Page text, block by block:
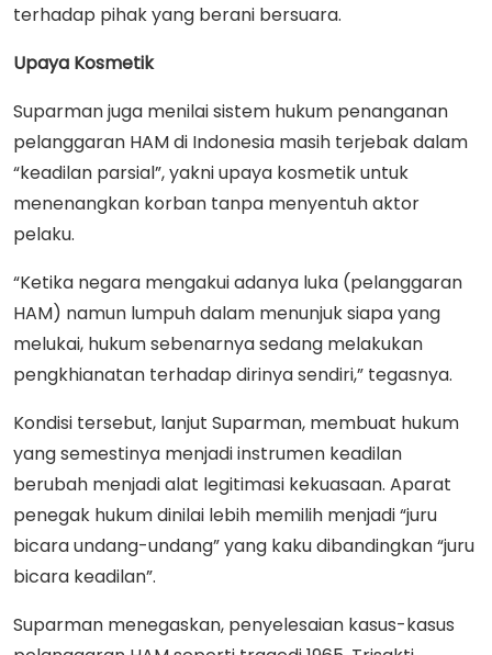
terhadap pihak yang berani bersuara.
Upaya Kosmetik
Suparman juga menilai sistem hukum penanganan
pelanggaran HAM di Indonesia masih terjebak dalam
“keadilan parsial”, yakni upaya kosmetik untuk
menenangkan korban tanpa menyentuh aktor
pelaku.
“Ketika negara mengakui adanya luka (pelanggaran
HAM) namun lumpuh dalam menunjuk siapa yang
melukai, hukum sebenarnya sedang melakukan
pengkhianatan terhadap dirinya sendiri,” tegasnya.
Kondisi tersebut, lanjut Suparman, membuat hukum
yang semestinya menjadi instrumen keadilan
berubah menjadi alat legitimasi kekuasaan. Aparat
penegak hukum dinilai lebih memilih menjadi “juru
bicara undang-undang” yang kaku dibandingkan “juru
bicara keadilan”.
Suparman menegaskan, penyelesaian kasus-kasus